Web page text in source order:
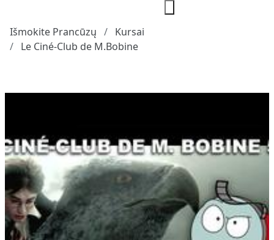
Išmokite Prancūzų
Kursai
Le Ciné-Club de M.Bobine